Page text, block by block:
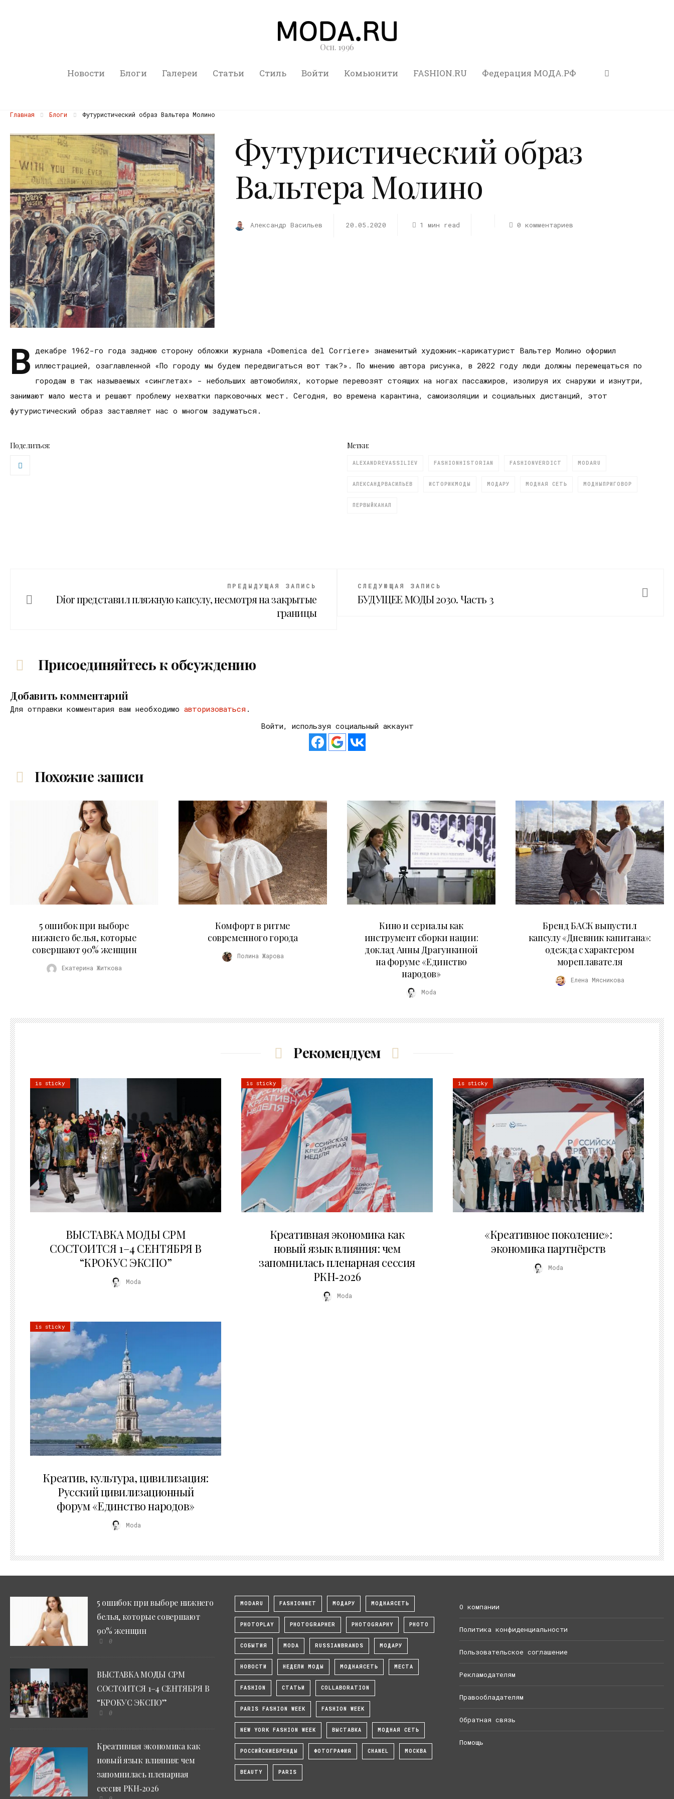
Осн. 1996
Новости Блоги Галереи Статьи Стиль Войти Комьюнити FASHION.RU Федерация МОДА.РФ
Главная Блоги Футуристический образ Вальтера Молино
Футуристический образ
Вальтера Молино
Александр Васильев 20.05.2020 1 мин read 0 комментариев
В декабре 1962-го года заднюю сторону обложки журнала «Domenica del Corriere» знаменитый художник-карикатурист Вальтер Молино оформил
иллюстрацией, озаглавленной «По городу мы будем передвигаться вот так?». По мнению автора рисунка, в 2022 году люди должны перемещаться по
городам в так называемых «синглетах» - небольших автомобилях, которые перевозят стоящих на ногах пассажиров, изолируя их снаружи и изнутри,
занимают мало места и решают проблему нехватки парковочных мест. Сегодня, во времена карантина, самоизоляции и социальных дистанций, этот
футуристический образ заставляет нас о многом задуматься. ⠀ ⠀
Поделиться: Метки:
ALEXANDREVASSILIEV FASHIONHISTORIAN FASHIONVERDICT MODARU
АЛЕКСАНДРВАСИЛЬЕВ ИСТОРИКМОДЫ МОДАРУ МОДНАЯ СЕТЬ МОДНЫПРИГОВОР
ПЕРВЫЙКАНАЛ
ПРЕДЫДУЩАЯ ЗАПИСЬ
Dior представил пляжную капсулу, несмотря на закрытые
границы
СЛЕДУЮЩАЯ ЗАПИСЬ
БУДУЩЕЕ МОДЫ 2030. Часть 3
Присоединяйтесь к обсуждению
Добавить комментарий
Для отправки комментария вам необходимо авторизоваться .
Войти, используя социальный аккаунт
Похожие записи
5 ошибок при выборе
нижнего белья, которые
совершают 90% женщин
Екатерина Житкова
Комфорт в ритме
современного города
Полина Жарова
Кино и сериалы как
инструмент сборки нации:
доклад Анны Драгункиной
на форуме «Единство
народов»
Moda
Бренд БАСК выпустил
капсулу «Дневник капитана»:
одежда с характером
мореплавателя
Елена Мясникова
Рекомендуем
is sticky
ВЫСТАВКА МОДЫ CPM
СОСТОИТСЯ 1–4 СЕНТЯБРЯ В
“КРОКУС ЭКСПО”
Moda
is sticky
Креативная экономика как
новый язык влияния: чем
запомнилась пленарная сессия
РКН‑2026
Moda
is sticky
«Креативное поколение»:
экономика партнёрств
Moda
is sticky
Креатив, культура, цивилизация:
Русский цивилизационный
форум «Единство народов»
Moda
5 ошибок при выборе нижнего
белья, которые совершают
90% женщин
0
ВЫСТАВКА МОДЫ CPM
СОСТОИТСЯ 1–4 СЕНТЯБРЯ В
“КРОКУС ЭКСПО”
0
Креативная экономика как
новый язык влияния: чем
запомнилась пленарная
сессия РКН‑2026
MODARU FASHIONNET МОДАРУ МОДНАЯСЕТЬ
PHOTOPLAY PHOTOGRAPHER PHOTOGRAPHY PHOTO
СОБЫТИЯ MODA RUSSIANBRANDS МОДАРУ
НОВОСТИ НЕДЕЛИ МОДЫ МОДНАЯСЕТЬ МЕСТА
FASHION СТАТЬИ COLLABORATION
PARIS FASHION WEEK FASHION WEEK
NEW YORK FASHION WEEK ВЫСТАВКА МОДНАЯ СЕТЬ
РОССИЙСКИЕБРЕНДЫ ФОТОГРАФИЯ CHANEL МОСКВА
BEAUTY PARIS
О компании
Политика конфиденциальности
Пользовательское соглашение
Рекламодателям
Правообладателям
Обратная связь
Помощь